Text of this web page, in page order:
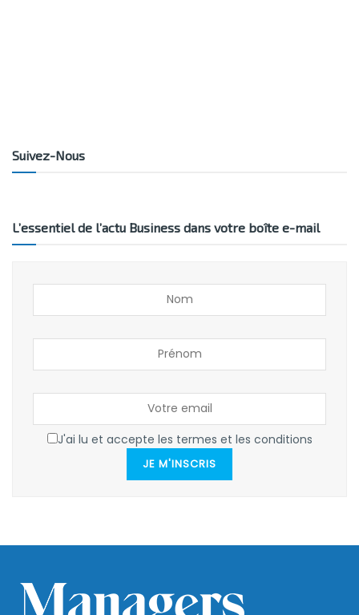
Suivez-Nous
L’essentiel de l’actu Business dans votre boîte e-mail
J'ai lu et accepte les termes et les conditions
JE M'INSCRIS